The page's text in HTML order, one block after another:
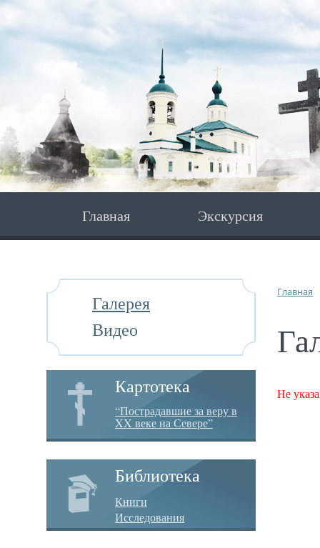
Главная Экскурсия
Галерея
Видео
Картотека
“Пострадавшие за веру в
XX веке на Севере”
Библиотека
Книги
Исследования
Главная
Не